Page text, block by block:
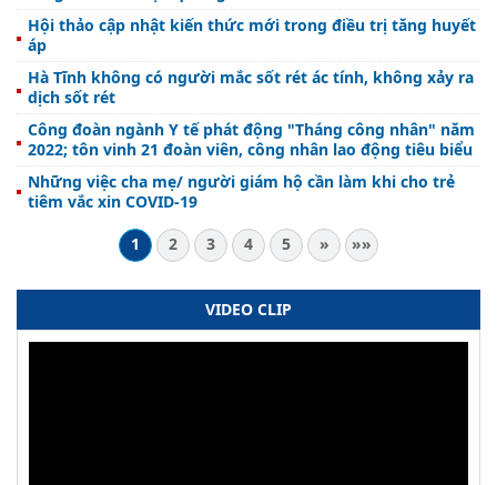
Hội thảo cập nhật kiến thức mới trong điều trị tăng huyết
áp
Hà Tĩnh không có người mắc sốt rét ác tính, không xảy ra
dịch sốt rét
Công đoàn ngành Y tế phát động "Tháng công nhân" năm
2022; tôn vinh 21 đoàn viên, công nhân lao động tiêu biểu
Những việc cha mẹ/ người giám hộ cần làm khi cho trẻ
tiêm vắc xin COVID-19
1
2 3 4 5 » »»
VIDEO CLIP